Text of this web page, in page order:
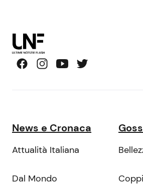
News e Cronaca
Attualità Italiana
Dal Mondo